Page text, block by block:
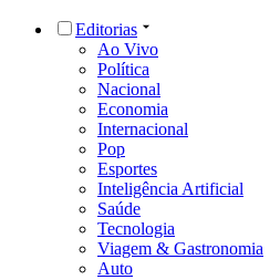
Editorias
Ao Vivo
Política
Nacional
Economia
Internacional
Pop
Esportes
Inteligência Artificial
Saúde
Tecnologia
Viagem & Gastronomia
Auto